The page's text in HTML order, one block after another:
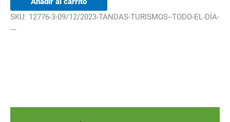
SKU: 12776-3-09/12/2023-TANDAS-TURISMOS--TODO-EL-DÍA-
---